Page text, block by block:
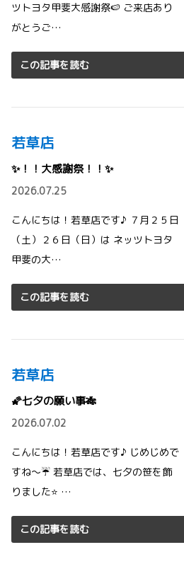
ツトヨタ甲斐大感謝祭🍉 ご来店あり
がとうご…
この記事を読む
若草店
✨！！大感謝祭！！✨
2026.07.25
こんにちは！若草店です♪ ７月２５日
（土）２６日（日）は ネッツトヨタ
甲斐の大…
この記事を読む
若草店
🌠七夕の願い事🎋
2026.07.02
こんにちは！若草店です♪ じめじめで
すね～☔ 若草店では、七夕の笹を飾
りました⭐ …
この記事を読む